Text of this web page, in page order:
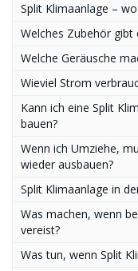
Split Klimaanlage –
Welches Zubehör gibt
Welche Geräusche
Wieviel Strom
Kann ich eine Split
bauen?
Wenn ich Umziehe,
wieder ausbauen?
Split Klimaanlage in
Was machen, wenn
vereist?
Was tun, wenn Split